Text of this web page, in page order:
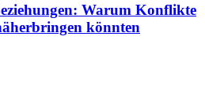
Warum Konflikte
könnten